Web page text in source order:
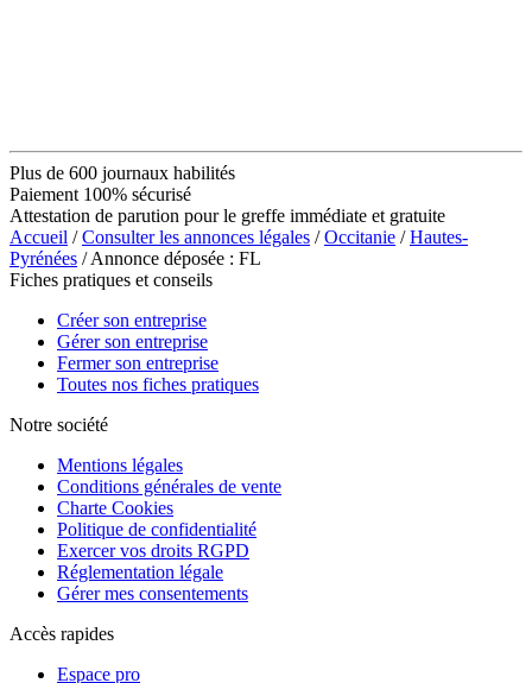
Plus de 600 journaux habilités
Paiement 100% sécurisé
Attestation de parution pour le greffe immédiate et gratuite
Accueil /Consulter les annonces légales /Occitanie /Hautes-
Pyrénées / Annonce déposée : FL
Fiches pratiques et conseils
Créer son entreprise
Gérer son entreprise
Fermer son entreprise
Toutes nos fiches pratiques
Notre société
Mentions légales
Conditions générales de vente
Charte Cookies
Politique de confidentialité
Exercer vos droits RGPD
Réglementation légale
Gérer mes consentements
Accès rapides
Espace pro